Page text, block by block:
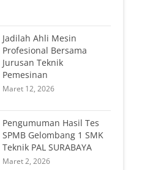
Jadilah Ahli Mesin
Profesional Bersama
Jurusan Teknik
Pemesinan
Maret 12, 2026
Pengumuman Hasil Tes
SPMB Gelombang 1 SMK
Teknik PAL SURABAYA
Maret 2, 2026